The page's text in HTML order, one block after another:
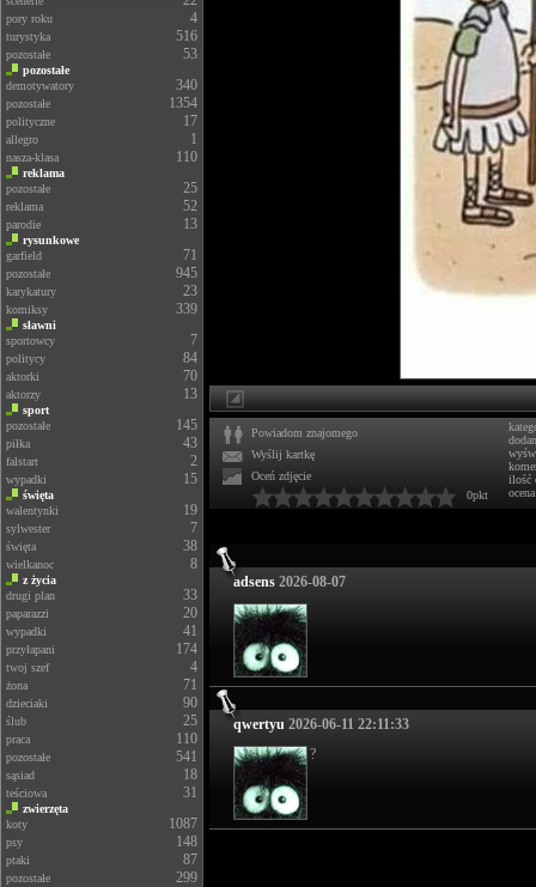
pory roku 4
turystyka 516
pozostałe 53
pozostałe
demotywatory
340
pozostałe 1354
polityczne 17
allegro 1
nasza-klasa 110
reklama
pozostałe
25
reklama 52
parodie 13
rysunkowe
garfield
71
pozostałe 945
karykatury 23
komiksy 339
sławni
sportowcy
7
politycy 84
aktorki 70
aktorzy 13
sport
pozostałe
145
piłka 43
falstart 2
wypadki 15
święta
walentynki
19
sylwester 7
święta 38
wielkanoc 8
z życia
drugi plan
33
paparazzi 20
wypadki 41
przyłapani 174
twoj szef 4
żona 71
dzieciaki 90
ślub 25
praca 110
pozostałe 541
sąsiad 18
teściowa 31
zwierzęta
koty
1087
psy 148
ptaki 87
pozostałe 299
Powiadom znajomego
Wyślij kartkę
Oceń zdjęcie
0pkt
ilość
ocena
adsens 2026-08-07
qwertyu 2026-06-11 22:11:33
?